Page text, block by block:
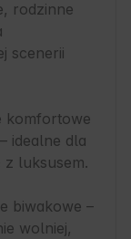
rodzinne
scenerii
komfortowe
idealne dla
luksusem.
biwakowe –
wolniej,